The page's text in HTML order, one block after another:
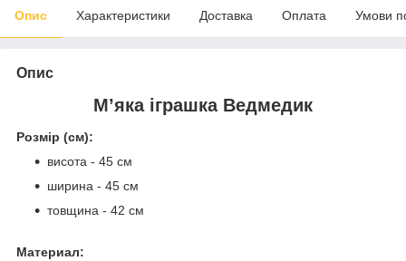
Опис Характеристики Доставка Оплата Умови
Опис
М’яка іграшка Ведмедик
Розмір (см):
висота - 45 см
ширина - 45 см
товщина - 42 см
Материал: